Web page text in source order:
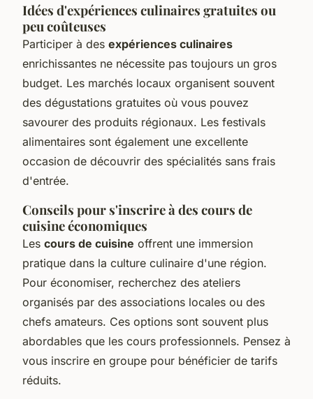
Idées d'expériences culinaires gratuites ou
peu coûteuses
Participer à des expériences culinaires
enrichissantes ne nécessite pas toujours un gros
budget. Les marchés locaux organisent souvent
des dégustations gratuites où vous pouvez
savourer des produits régionaux. Les festivals
alimentaires sont également une excellente
occasion de découvrir des spécialités sans frais
d'entrée.
Conseils pour s'inscrire à des cours de
cuisine économiques
Les cours de cuisine offrent une immersion
pratique dans la culture culinaire d'une région.
Pour économiser, recherchez des ateliers
organisés par des associations locales ou des
chefs amateurs. Ces options sont souvent plus
abordables que les cours professionnels. Pensez à
vous inscrire en groupe pour bénéficier de tarifs
réduits.